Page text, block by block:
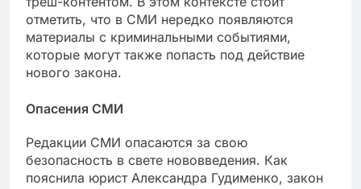
отметить, что в СМИ нередко появляются
материалы с криминальными событиями,
которые могут также попасть под действие
нового закона.
Опасения СМИ
Редакции СМИ опасаются за свою
безопасность в свете нововведения. Как
пояснила юрист Александра Гудименко, закон